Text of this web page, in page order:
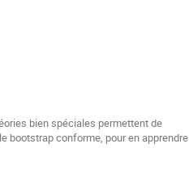
bien spéciales permettent de
bootstrap conforme, pour en apprendre